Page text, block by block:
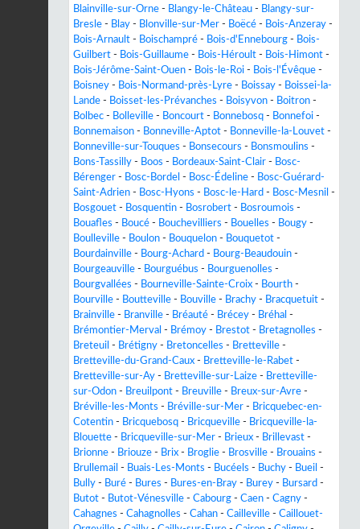
Blainville-sur-Orne - Blangy-le-Château - Blangy-sur-
Bresle - Blay - Blonville-sur-Mer - Boëcé - Bois-Anzeray -
Bois-Arnault - Boischampré - Bois-d'Ennebourg - Bois-
Guilbert - Bois-Guillaume - Bois-Héroult - Bois-Himont -
Bois-Jérôme-Saint-Ouen - Bois-le-Roi - Bois-l'Évêque -
Boisney - Bois-Normand-près-Lyre - Boissay - Boissei-la-
Lande - Boisset-les-Prévanches - Boisyvon - Boitron -
Bolbec - Bolleville - Boncourt - Bonnebosq - Bonnefoi -
Bonnemaison - Bonneville-Aptot - Bonneville-la-Louvet -
Bonneville-sur-Touques - Bonsecours - Bonsmoulins -
Bons-Tassilly - Boos - Bordeaux-Saint-Clair - Bosc-
Bérenger - Bosc-Bordel - Bosc-Édeline - Bosc-Guérard-
Saint-Adrien - Bosc-Hyons - Bosc-le-Hard - Bosc-Mesnil -
Bosgouet - Bosquentin - Bosrobert - Bosroumois -
Bouafles - Boucé - Bouchevilliers - Bouelles - Bougy -
Boulleville - Boulon - Bouquelon - Bouquetot -
Bourdainville - Bourg-Achard - Bourg-Beaudouin -
Bourgeauville - Bourguébus - Bourguenolles -
Bourgvallées - Bourneville-Sainte-Croix - Bourth -
Bourville - Boutteville - Bouville - Brachy - Bracquetuit -
Brainville - Branville - Bréauté - Brécey - Bréhal -
Brémontier-Merval - Brémoy - Brestot - Bretagnolles -
Breteuil - Brétigny - Bretoncelles - Bretteville -
Bretteville-du-Grand-Caux - Bretteville-le-Rabet -
Bretteville-sur-Ay - Bretteville-sur-Laize - Bretteville-
sur-Odon - Breuilpont - Breuville - Breux-sur-Avre -
Bréville-les-Monts - Bréville-sur-Mer - Bricquebec-en-
Cotentin - Bricquebosq - Bricqueville - Bricqueville-la-
Blouette - Bricqueville-sur-Mer - Brieux - Brillevast -
Brionne - Briouze - Brix - Broglie - Brosville - Brouains -
Brullemail - Buais-Les-Monts - Bucéels - Buchy - Bueil -
Bully - Buré - Bures - Bures-en-Bray - Burey - Bursard -
Butot - Butot-Vénesville - Cabourg - Caen - Cagny -
Cahagnes - Cahagnolles - Cahan - Cailleville - Caillouet-